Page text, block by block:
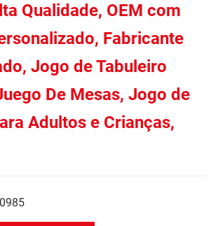
Qualidade, OEM com
Fabricante
Jogo de Tabuleiro
De Mesas, Jogo de
Adultos e Crianças,